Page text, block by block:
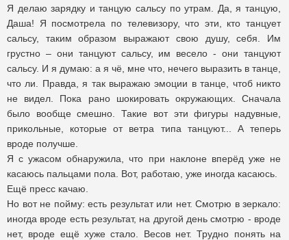
Я делаю зарядку и танцую сальсу по утрам. Да, я танцую,
Даша! Я посмотрела по телевизору, что эти, кто танцует
сальсу, таким образом выражают свою душу, себя. Им
грустно – они танцуют сальсу, им весело - они танцуют
сальсу. И я думаю: а я чё, мне что, нечего выразить в танце,
что ли. Правда, я так выражаю эмоции в танце, чтоб никто
не видел. Пока рано шокировать окружающих. Сначала
было вообще смешно. Такие вот эти фигуры надувные,
прикольные, которые от ветра типа танцуют... А теперь
вроде получше.
Я с ужасом обнаружила, что при наклоне вперёд уже не
касаюсь пальцами пола. Вот, работаю, уже иногда касаюсь.
Ещё пресс качаю.
Но вот не пойму: есть результат или нет. Смотрю в зеркало:
иногда вроде есть результат, на другой день смотрю - вроде
нет, вроде ещё хуже стало. Весов нет. Трудно понять на